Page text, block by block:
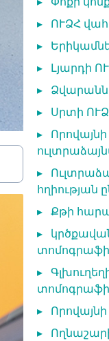
▸ ՈՒՁՀ
▸
▸ Լյարդի
▸
▸ Սրտի ՈՒՁ
▸
▸
հղիության
▸ Քթի
▸
▸
▸
▸